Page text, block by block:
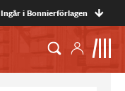
Ingår i Bonnierförlagen